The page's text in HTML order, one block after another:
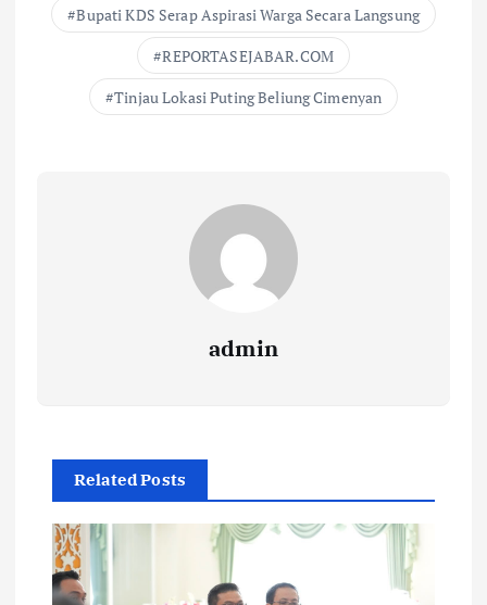
Bupati KDS Serap Aspirasi Warga Secara Langsung
REPORTASEJABAR.COM
Tinjau Lokasi Puting Beliung Cimenyan
admin
Related Posts